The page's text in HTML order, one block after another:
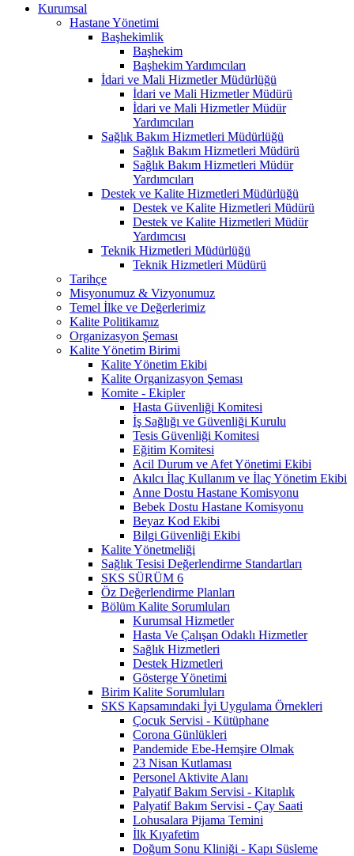
Kurumsal
Hastane Yönetimi
Başhekimlik
Başhekim
Başhekim Yardımcıları
İdari ve Mali Hizmetler Müdürlüğü
İdari ve Mali Hizmetler Müdürü
İdari ve Mali Hizmetler Müdür
Yardımcıları
Sağlık Bakım Hizmetleri Müdürlüğü
Sağlık Bakım Hizmetleri Müdürü
Sağlık Bakım Hizmetleri Müdür
Yardımcıları
Destek ve Kalite Hizmetleri Müdürlüğü
Destek ve Kalite Hizmetleri Müdürü
Destek ve Kalite Hizmetleri Müdür
Yardımcısı
Teknik Hizmetleri Müdürlüğü
Teknik Hizmetleri Müdürü
Tarihçe
Misyonumuz & Vizyonumuz
Temel İlke ve Değerlerimiz
Kalite Politikamız
Organizasyon Şeması
Kalite Yönetim Birimi
Kalite Yönetim Ekibi
Kalite Organizasyon Şeması
Komite - Ekipler
Hasta Güvenliği Komitesi
İş Sağlığı ve Güvenliği Kurulu
Tesis Güvenliği Komitesi
Eğitim Komitesi
Acil Durum ve Afet Yönetimi Ekibi
Akılcı İlaç Kullanım ve İlaç Yönetim Ekibi
Anne Dostu Hastane Komisyonu
Bebek Dostu Hastane Komisyonu
Beyaz Kod Ekibi
Bilgi Güvenliği Ekibi
Kalite Yönetmeliği
Sağlık Tesisi Değerlendirme Standartları
SKS SÜRÜM 6
Öz Değerlendirme Planları
Bölüm Kalite Sorumluları
Kurumsal Hizmetler
Hasta Ve Çalışan Odaklı Hizmetler
Sağlık Hizmetleri
Destek Hizmetleri
Gösterge Yönetimi
Birim Kalite Sorumluları
SKS Kapsamındaki İyi Uygulama Örnekleri
Çocuk Servisi - Kütüphane
Corona Günlükleri
Pandemide Ebe-Hemşire Olmak
23 Nisan Kutlaması
Personel Aktivite Alanı
Palyatif Bakım Servisi - Kitaplık
Palyatif Bakım Servisi - Çay Saati
Lohusalara Pijama Temini
İlk Kıyafetim
Doğum Sonu Kliniği - Kapı Süsleme